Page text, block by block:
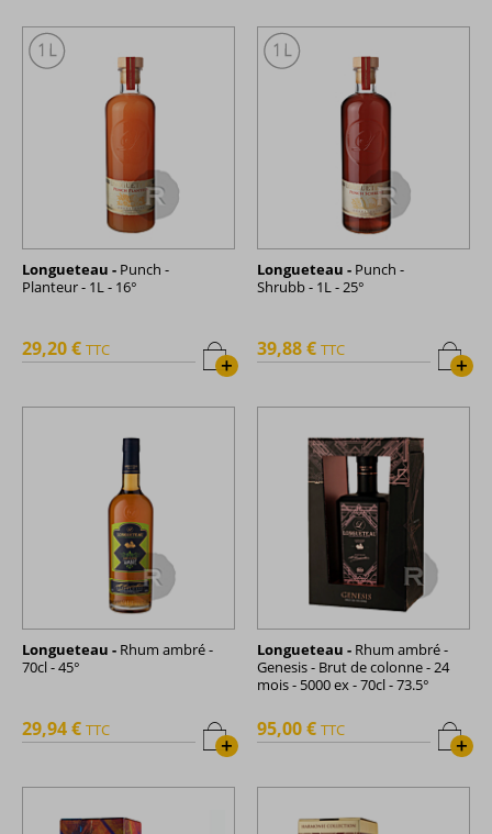
Longueteau - Punch -
Planteur - 1L - 16°
+
29,20 € TTC
Longueteau - Punch -
Shrubb - 1L - 25°
+
39,88 € TTC
Longueteau - Rhum ambré -
70cl - 45°
+
29,94 € TTC
Longueteau - Rhum ambré -
Genesis - Brut de colonne - 24
mois - 5000 ex - 70cl - 73.5°
+
95,00 € TTC